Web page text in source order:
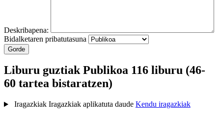
Deskribapena:
Bidalketaren pribatutasuna
Gorde
Liburu guztiakPublikoa 116 liburu (46-
60 tartea bistaratzen)
Iragazkiak Iragazkiak aplikatuta daude Kendu iragazkiak